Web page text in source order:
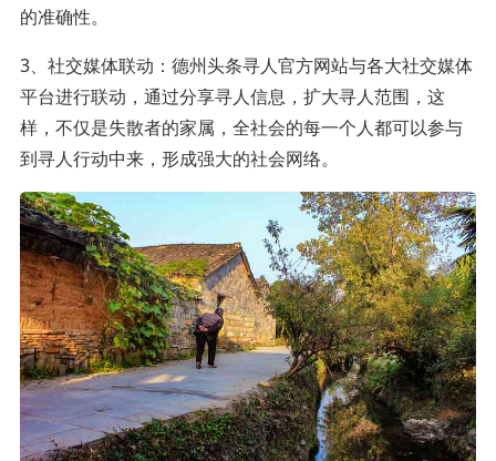
的准确性。
3、社交媒体联动：德州头条寻人官方网站与各大社交媒体
平台进行联动，通过分享寻人信息，扩大寻人范围，这
样，不仅是失散者的家属，全社会的每一个人都可以参与
到寻人行动中来，形成强大的社会网络。